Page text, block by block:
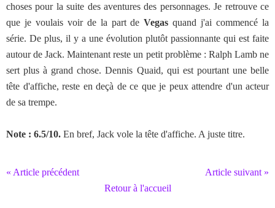
choses pour la suite des aventures des personnages. Je retrouve ce
que je voulais voir de la part deVegas quand j'ai commencé la
série. De plus, il y a une évolution plutôt passionnante qui est faite
autour de Jack. Maintenant reste un petit problème : Ralph Lamb ne
sert plus à grand chose. Dennis Quaid, qui est pourtant une belle
tête d'affiche, reste en deçà de ce que je peux attendre d'un acteur
de sa trempe.
Note : 6.5/10. En bref, Jack vole la tête d'affiche. A juste titre.
« Article précédent
Article suivant »
Retour à l'accueil